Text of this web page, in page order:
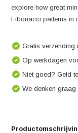
explore how great
Fibonacci patterns in
Gratis verzending
Op werkdagen
Niet goed? Geld
We denken graag